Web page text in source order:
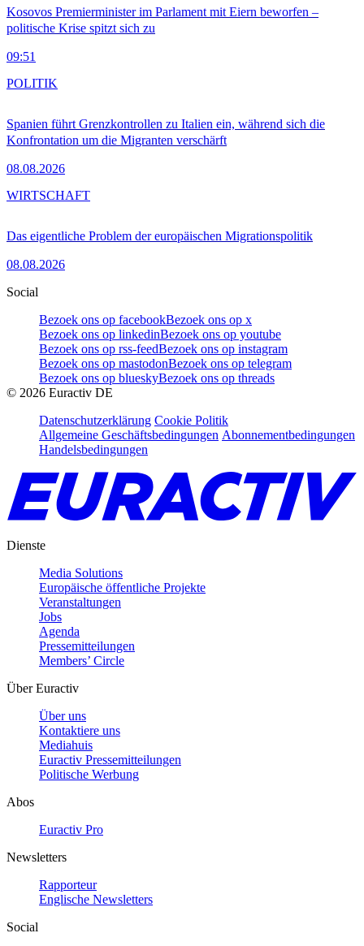
Kosovos Premierminister im Parlament mit Eiern beworfen –
politische Krise spitzt sich zu
09:51
Spanien führt Grenzkontrollen zu Italien ein, während sich die
Konfrontation um die Migranten verschärft
08.08.2026
POLITIK
Das eigentliche Problem der europäischen Migrationspolitik
08.08.2026
WIRTSCHAFT
Social
Bezoek ons op facebookBezoek ons op x
Bezoek ons op linkedinBezoek ons op youtube
Bezoek ons op rss-feedBezoek ons op instagram
Bezoek ons op mastodonBezoek ons op telegram
Bezoek ons op blueskyBezoek ons op threads
© 2026 Euractiv DE
Datenschutzerklärung Cookie Politik
Allgemeine Geschäftsbedingungen Abonnementbedingungen
Handelsbedingungen
Dienste
Media Solutions
Europäische öffentliche Projekte
Veranstaltungen
Jobs
Agenda
Pressemitteilungen
Members’ Circle
Über Euractiv
Über uns
Kontaktiere uns
Mediahuis
Euractiv Pressemitteilungen
Politische Werbung
Abos
Euractiv Pro
Newsletters
Rapporteur
Englische Newsletters
Social